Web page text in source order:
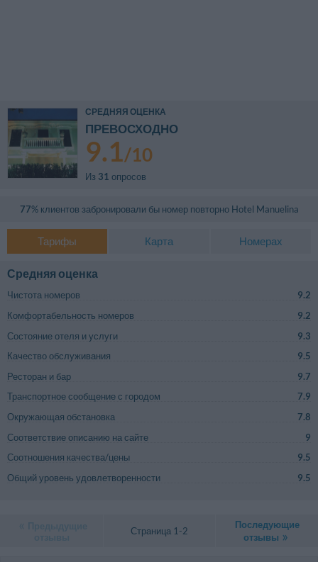
СРЕДНЯЯ ОЦЕНКА
ПРЕВОСХОДНО
9.1/10
Из 31 опросов
77% клиентов забронировали бы номер повторно Hotel Manuelina
Тарифы Карта Номерах
Средняя оценка
Чистота номеров
9.2
Комфортабельность номеров
9.2
Состояние отеля и услуги
9.3
Качество обслуживания
9.5
Ресторан и бар
9.7
Транспортное сообщение с городом
7.9
Окружающая обстановка
7.8
Соответствие описанию на сайте
9
Соотношения качества/цены
9.5
Общий уровень удовлетворенности
9.5
Страница 1-2
Последующие
отзывы